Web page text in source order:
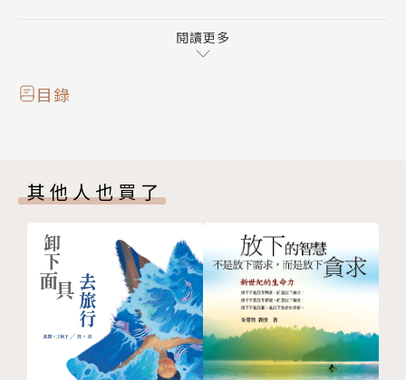
閱讀更多
目錄
其他人也買了